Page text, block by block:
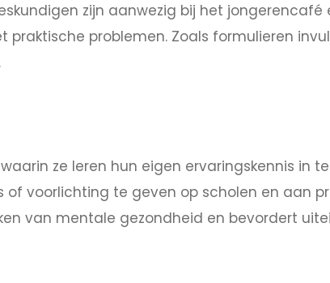
zijn aanwezig bij het jongerencafé
problemen. Zoals formulieren
ze leren hun eigen ervaringskennis in
voorlichting te geven op scholen en aan
van mentale gezondheid en bevordert